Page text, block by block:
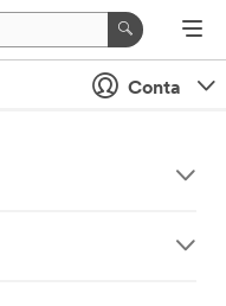
Conta